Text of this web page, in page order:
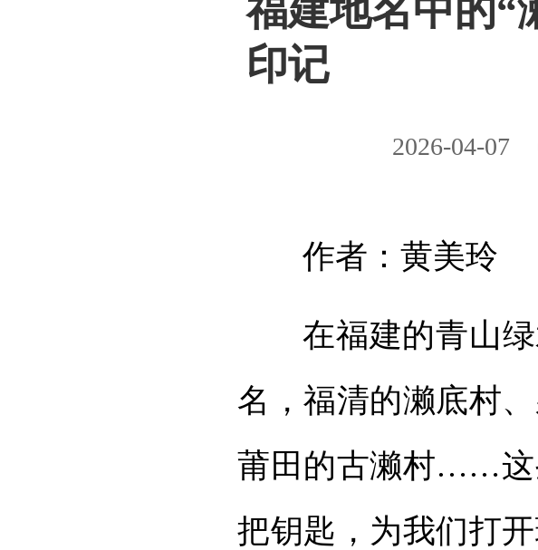
福建地名中的“
印记
2026-04-07
作者：黄美玲
在福建的青山
名，福清的濑底村
莆田的古濑村……这
把钥匙，为我们打